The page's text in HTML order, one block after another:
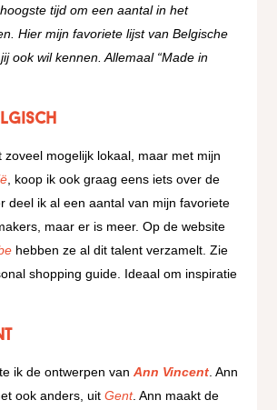
tijd om een aantal in het
Hier mijn favoriete lijst van Belgische
ook wil kennen. Allemaal “Made in
zoveel mogelijk lokaal, maar met mijn
, koop ik ook graag eens iets over de
deel ik al een aantal van mijn favoriete
maar er is meer. Op de website
hebben ze al dit talent verzamelt. Zie
shopping guide. Ideaal om inspiratie
ik de ontwerpen vanAnn Vincent . Ann
ook anders, uitGent. Ann maakt de